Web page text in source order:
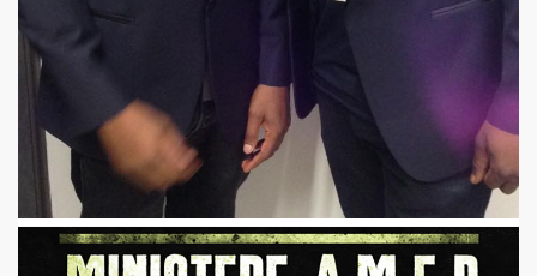
DUVALL") dans le videoclip scopitone "PATRICIA"
le 29 octobre 2016 au Trianon : compte rendu.
DUVALL", Freaksville, 2016) et CHRISSIE HYNDE
OF A GUN (JACQUES SERIS, PASCAL SAUMADE)
: ils ne se quitteront jamais", par FRANCOIS